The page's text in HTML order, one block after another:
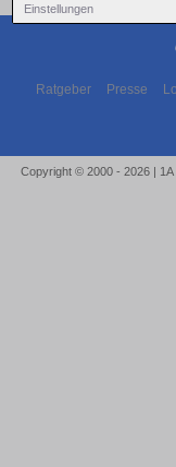
Einstellungen
Ratgeber Presse
Copyright © 2000 - 2026 |